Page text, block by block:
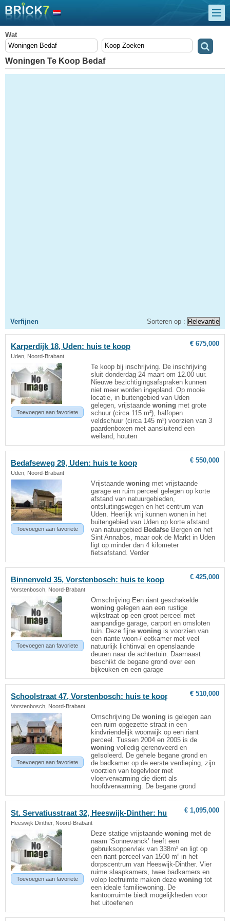
Wat
Woningen Te Koop Bedaf
Verfijnen Sorteren op :
Karperdijk 18, Uden: huis te koop
Uden, Noord-Brabant
€ 675,000
Toevoegen aan favoriete
Te koop bij inschrijving. De inschrijving
sluit donderdag 24 maart om 12.00 uur.
Nieuwe bezichtigingsafspraken kunnen
niet meer worden ingepland. Op mooie
locatie, in buitengebied van Uden
gelegen, vrijstaandewoning met grote
schuur (circa 115 m²), halfopen
veldschuur (circa 145 m²) voorzien van 3
paardenboxen met aansluitend een
weiland, houten
Bedafseweg 29, Uden: huis te koop
Uden, Noord-Brabant
€ 550,000
Toevoegen aan favoriete
Vrijstaandewoning met vrijstaande
garage en ruim perceel gelegen op korte
afstand van natuurgebieden,
ontsluitingswegen en het centrum van
Uden. Heerlijk vrij kunnen wonen in het
buitengebied van Uden op korte afstand
van natuurgebied Bedafse Bergen en het
Sint Annabos, maar ook de Markt in Uden
ligt op minder dan 4 kilometer
fietsafstand. Verder
Binnenveld 35, Vorstenbosch: huis te koop
Vorstenbosch, Noord-Brabant
€ 425,000
Toevoegen aan favoriete
Omschrijving Een riant geschakelde
woning gelegen aan een rustige
wijkstraat op een groot perceel met
aanpandige garage, carport en omsloten
tuin. Deze fijnewoning is voorzien van
een riante woon-/ eetkamer met veel
natuurlijk lichtinval en openslaande
deuren naar de achtertuin. Daarnaast
beschikt de begane grond over een
bijkeuken en een garage
Schoolstraat 47, Vorstenbosch: huis te koop
Vorstenbosch, Noord-Brabant
€ 510,000
Toevoegen aan favoriete
Omschrijving Dewoning is gelegen aan
een ruim opgezette straat in een
kindvriendelijk woonwijk op een riant
perceel. Tussen 2004 en 2005 is de
woning volledig gerenoveerd en
geïsoleerd. De gehele begane grond en
de badkamer op de eerste verdieping, zijn
voorzien van tegelvloer met
vloerverwarming die dient als
hoofdverwarming. De begane grond
St. Servatiusstraat 32, Heeswijk-Dinther: huis te koop
Heeswijk Dinther, Noord-Brabant
€ 1,095,000
Toevoegen aan favoriete
Deze statige vrijstaandewoning met de
naam ‘Sonnevanck’ heeft een
gebruiksoppervlak van 338m² en ligt op
een riant perceel van 1500 m² in het
dorpscentrum van Heeswijk-Dinther. Vier
ruime slaapkamers, twee badkamers en
volop leefruimte maken dezewoning tot
een ideale familiewoning. De
kantoorruimte biedt mogelijkheden voor
het uitoefenen